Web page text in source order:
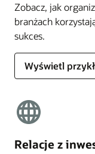
Zobacz, jak
branżach
sukces.
Wyświetl
Relacje z